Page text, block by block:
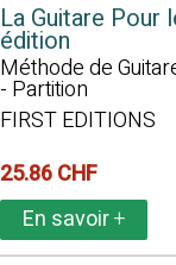
La Guitare Pour
édition
Méthode de
- Partition
FIRST EDITIONS
25.86 CHF
En savoir+